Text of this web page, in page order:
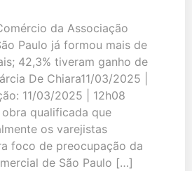
da Associação
Paulo já formou mais de
42,3% tiveram ganho de
De Chiara11/03/2025 |
11/03/2025 | 12h08
qualificada que
os varejistas
foco de preocupação da
de São Paulo […]